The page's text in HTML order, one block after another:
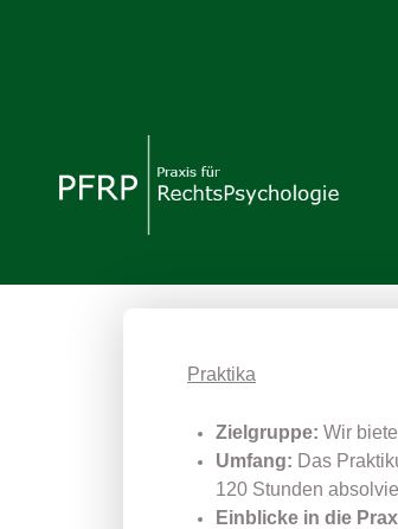
Praktika
Zielgruppe: Wir
Umfang: Das
120 Stunden
Einblicke in die